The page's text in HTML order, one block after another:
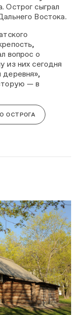
Острог сыграл
Востока.
вопрос о
из них сегодня
— в
ОСТРОГА